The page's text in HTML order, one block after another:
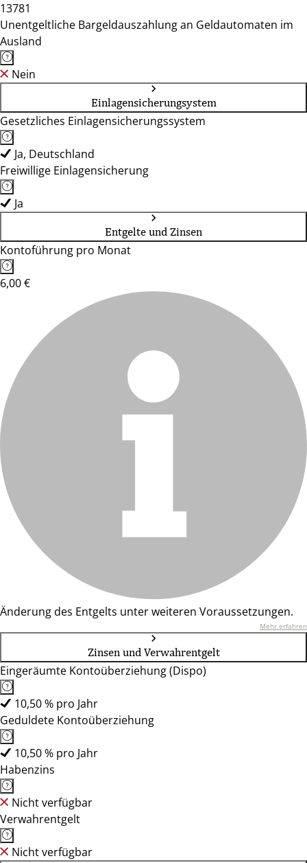
13781
Unentgeltliche Bargeldauszahlung an Geldautomaten im
Ausland
Nein
Einlagensicherungsystem
Gesetzliches Einlagensicherungssystem
Ja, Deutschland
Freiwillige Einlagensicherung
Ja
Entgelte und Zinsen
Kontoführung pro Monat
6,00 €
Änderung des Entgelts unter weiteren Voraussetzungen.
Mehr erfahren
Zinsen und Verwahrentgelt
Eingeräumte Kontoüberziehung (Dispo)
10,50 % pro Jahr
Geduldete Kontoüberziehung
10,50 % pro Jahr
Habenzins
Nicht verfügbar
Verwahrentgelt
Nicht verfügbar